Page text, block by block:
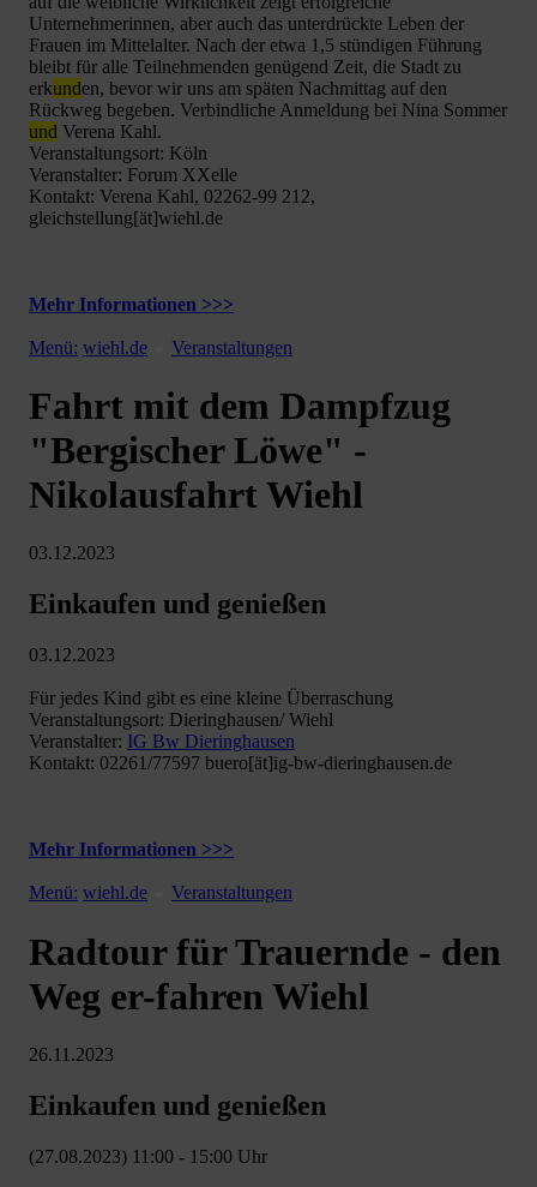
Unternehmerinnen, aber auch das unterdrückte Leben der
Frauen im Mittelalter. Nach der etwa 1,5 stündigen Führung
bleibt für alle Teilnehmenden genügend Zeit, die Stadt zu
erkunden, bevor wir uns am späten Nachmittag auf den
Rückweg begeben. Verbindliche Anmeldung bei Nina Sommer
und Verena Kahl.
Veranstaltungsort: Köln
Veranstalter: Forum XXelle
Kontakt: Verena Kahl, 02262-99 212,
gleichstellung[ät]wiehl.de
Mehr Informationen >>>
Menü: wiehl.de Veranstaltungen
Fahrt mit dem Dampfzug
"Bergischer Löwe" -
Nikolausfahrt Wiehl
03.12.2023
Einkaufen und genießen
03.12.2023
Für jedes Kind gibt es eine kleine Überraschung
Veranstaltungsort: Dieringhausen/ Wiehl
Veranstalter: IG Bw Dieringhausen
Kontakt: 02261/77597 buero[ät]ig-bw-dieringhausen.de
Mehr Informationen >>>
Menü: wiehl.de Veranstaltungen
Radtour für Trauernde - den
Weg er-fahren Wiehl
26.11.2023
Einkaufen und genießen
(27.08.2023) 11:00 - 15:00 Uhr